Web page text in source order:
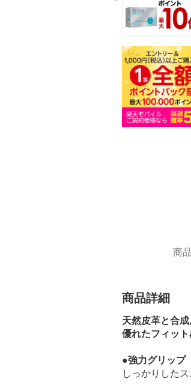
商
商品詳細
天然皮革と合成
優れたフィット
●強力グリップ
しっかりした